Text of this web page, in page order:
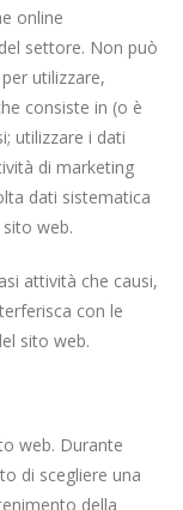
online
settore. Non può
utilizzare,
consiste in (o è
utilizzare i dati
di marketing
dati sistematica
web.
attività che causi,
con le
sito web.
web. Durante
di scegliere una
della